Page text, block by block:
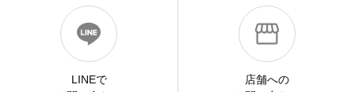
LINEで
店舗への